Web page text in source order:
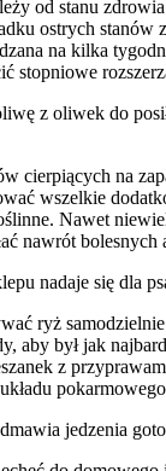
od stanu
ostrych stanów
na kilka
stopniowe
z oliwek do
cierpiących na
wszelkie
Nawet
nawrót bolesnych
nadaje się dla
ryż
aby był jak
z
jedzenia